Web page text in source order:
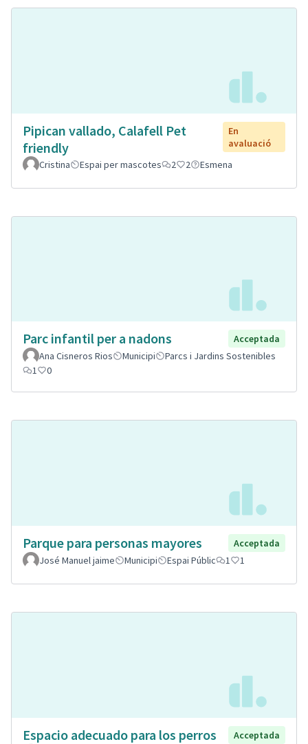
Pipican vallado, Calafell Pet
friendly
En
avaluació
Cristina
Espai per mascotes 2 2 Esmena
Parc infantil per a nadons
Acceptada
Ana Cisneros Rios
Municipi
Parcs i Jardins Sostenibles
1
0
Parque para personas mayores
Acceptada
José Manuel jaime
Municipi Espai Públic 1 1
Espacio adecuado para los perros
Acceptada